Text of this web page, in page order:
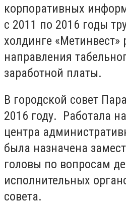
корпоративных
с 2011 по 2016 годы
холдинге «Метинвест»
направления
заработной платы.
В городской совет
2016 году. Работала
центра
была назначена
головы по вопросам
исполнительных
совета.